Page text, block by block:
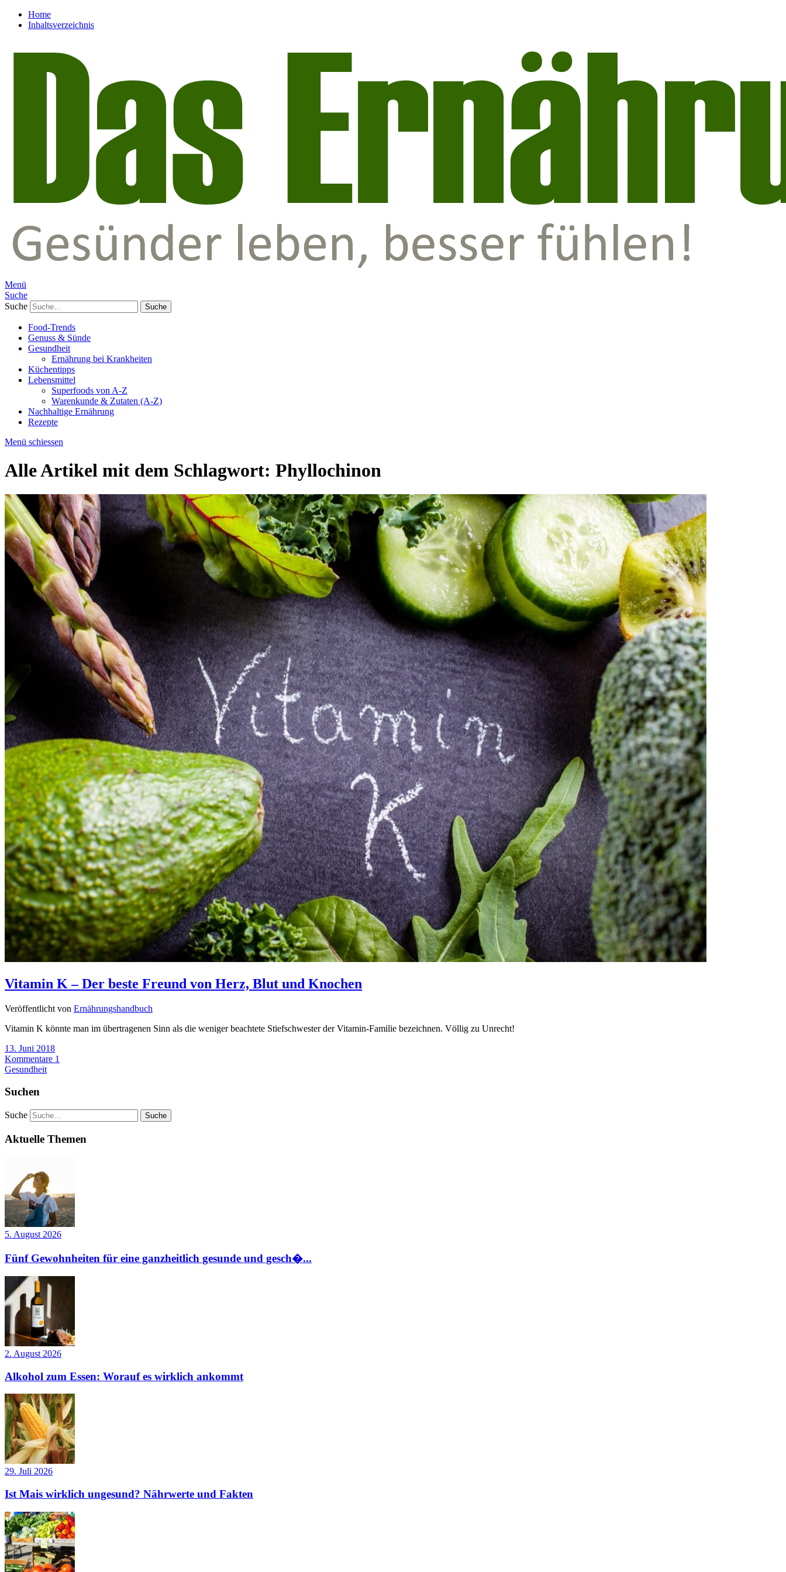
Home
Inhaltsverzeichnis
Menü
Suche
Suche
Food-Trends
Genuss & Sünde
Gesundheit
Ernährung bei Krankheiten
Küchentipps
Lebensmittel
Superfoods von A-Z
Warenkunde & Zutaten (A-Z)
Nachhaltige Ernährung
Rezepte
Menü schiessen
Alle Artikel mit dem Schlagwort: Phyllochinon
Vitamin K – Der beste Freund von Herz, Blut und Knochen
Veröffentlicht von Ernährungshandbuch
Vitamin K könnte man im übertragenen Sinn als die weniger beachtete Stiefschwester der Vitamin-Familie bezeichnen. Völlig zu Unrecht!
13. Juni 2018
Kommentare 1
Gesundheit
Suchen
Suche
Aktuelle Themen
5. August 2026
Fünf Gewohnheiten für eine ganzheitlich gesunde und gesch�...
2. August 2026
Alkohol zum Essen: Worauf es wirklich ankommt
29. Juli 2026
Ist Mais wirklich ungesund? Nährwerte und Fakten